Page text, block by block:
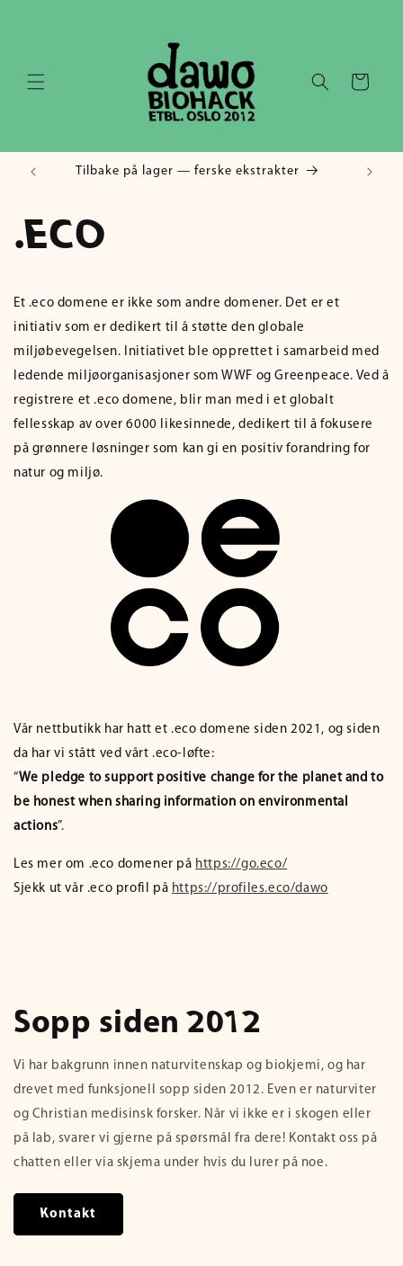
Handlekurv
Tilbake på lager — ferske ekstrakter
.ECO
Et .eco domene er ikke som andre domener. Det er et
initiativ som er dedikert til å støtte den globale
miljøbevegelsen. Initiativet ble opprettet i samarbeid med
ledende miljøorganisasjoner som WWF og Greenpeace. Ved å
registrere et .eco domene, blir man med i et globalt
fellesskap av over 6000 likesinnede, dedikert til å fokusere
på grønnere løsninger som kan gi en positiv forandring for
natur og miljø.
Vår nettbutikk har hatt et .eco domene siden 2021, og siden
da har vi stått ved vårt .eco-løfte:
“We pledge to support positive change for the planet and to
be honest when sharing information on environmental
actions”.
Les mer om .eco domener på https://go.eco/
Sjekk ut vår .eco profil på https://profiles.eco/dawo
Sopp siden 2012
Vi har bakgrunn innen naturvitenskap og biokjemi, og har
drevet med funksjonell sopp siden 2012. Even er naturviter
og Christian medisinsk forsker. Når vi ikke er i skogen eller
på lab, svarer vi gjerne på spørsmål fra dere! Kontakt oss på
chatten eller via skjema under hvis du lurer på noe.
Kontakt